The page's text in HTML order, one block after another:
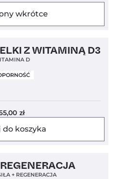
wkrótce
5,0
Z WITAMINĄ D3
D
zł
do koszyka
+ REGENERACJA